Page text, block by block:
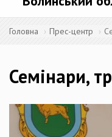
Головна Прес-центр
Семінари,